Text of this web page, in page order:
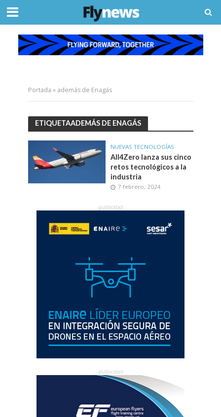
Portada » además de Enagás
ETIQUETAADEMÁS DE ENAGÁS
NUEVAS TECNOLOGÍAS
All4Zero lanza sus cinco
retos tecnológicos a la
industria
7 febrero, 2024